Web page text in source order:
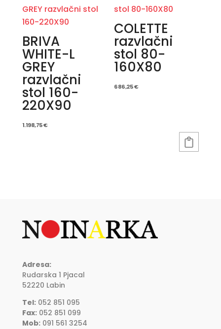
BRIVA
WHITE-L
GREY
razvlačni
stol 160-
220X90
1.198,75€
COLETTE
razvlačni
stol 80-
160X80
686,25€
Adresa:
Rudarska 1 Pjacal
52220 Labin
Tel:052 851 095
Fax:052 851 099
Mob:091 561 3254